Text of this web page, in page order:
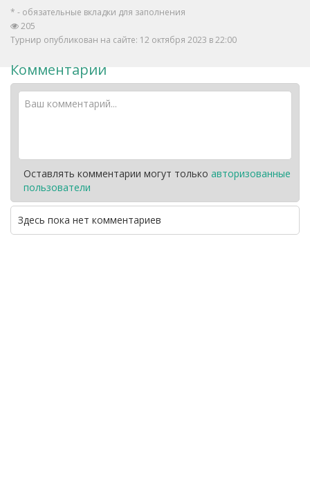
* - обязательные вкладки для заполнения
205
Турнир опубликован на сайте: 12 октября 2023 в 22:00
Комментарии
Оставлять комментарии могут только авторизованные
пользователи
Здесь пока нет комментариев